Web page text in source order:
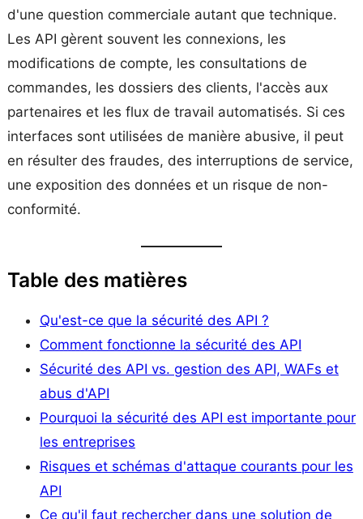
d'une question commerciale autant que technique.
Les API gèrent souvent les connexions, les
modifications de compte, les consultations de
commandes, les dossiers des clients, l'accès aux
partenaires et les flux de travail automatisés. Si ces
interfaces sont utilisées de manière abusive, il peut
en résulter des fraudes, des interruptions de service,
une exposition des données et un risque de non-
conformité.
Table des matières
Qu'est-ce que la sécurité des API ?
Comment fonctionne la sécurité des API
Sécurité des API vs. gestion des API, WAFs et
abus d'API
Pourquoi la sécurité des API est importante pour
les entreprises
Risques et schémas d'attaque courants pour les
API
Ce qu'il faut rechercher dans une solution de